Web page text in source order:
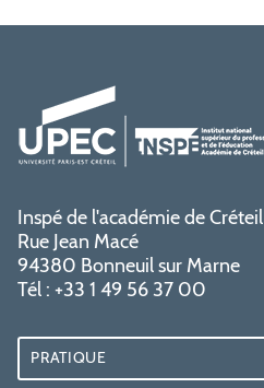
Inspé de l'académie de Créteil
Rue Jean Macé
94380 Bonneuil sur Marne
Tél : +33 1 49 56 37 00
PRATIQUE